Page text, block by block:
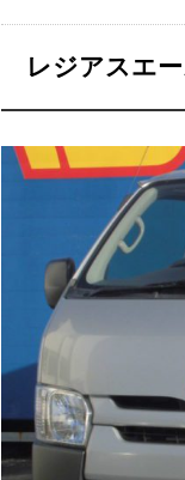
レジアスエ